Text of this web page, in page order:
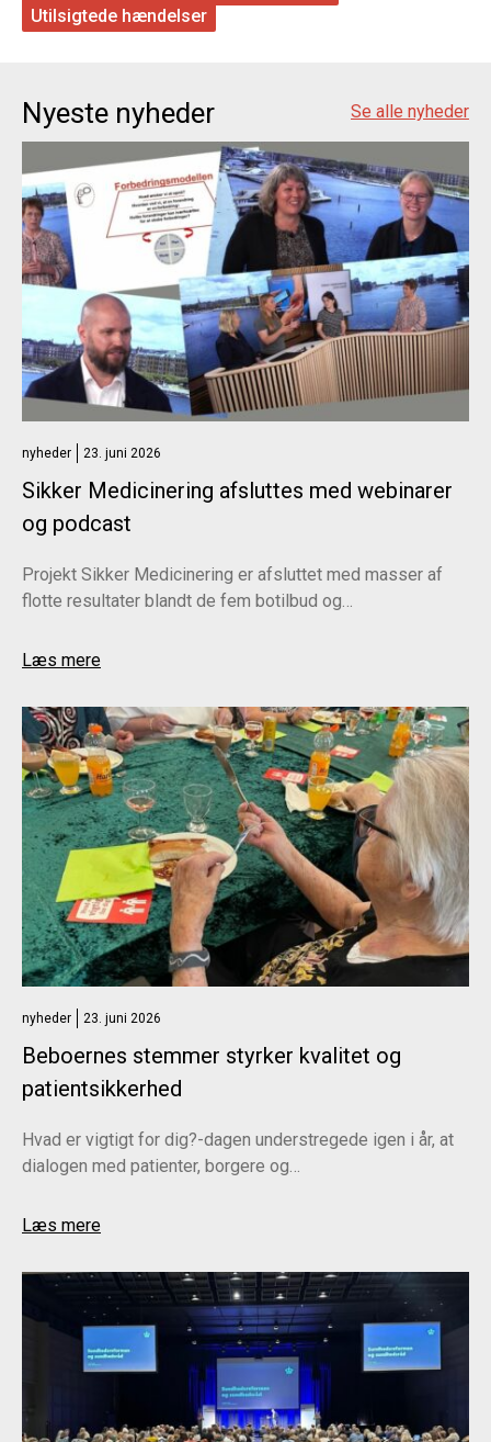
Utilsigtede hændelser
Nyeste nyheder Se alle nyheder
nyheder 23. juni 2026
Sikker Medicinering afsluttes med webinarer
og podcast
Projekt Sikker Medicinering er afsluttet med masser af
flotte resultater blandt de fem botilbud og…
Læs mere
nyheder 23. juni 2026
Beboernes stemmer styrker kvalitet og
patientsikkerhed
Hvad er vigtigt for dig?-dagen understregede igen i år, at
dialogen med patienter, borgere og…
Læs mere